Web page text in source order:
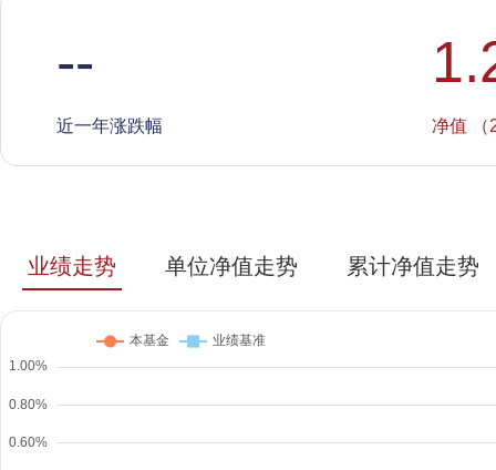
--
近一年涨跌幅 净值 （
业绩走势 单位净值走势 累计净值走势